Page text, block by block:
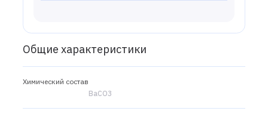
Общие характеристики
Химический состав
BaCO3